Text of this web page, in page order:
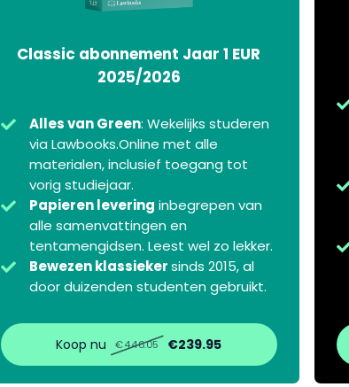
Classic abonnement Jaar 1 EUR
2025/2026
Alles van Green: Wekelijks studeren
via Lawbooks.Online met alle
materialen, inclusief toegang tot
vorig studiejaar.
Papieren levering inbegrepen van
alle samenvattingen en
tentamengidsen. Leest wel zo lekker.
Bewezen klassiekersinds 2015, al
door duizenden studenten gebruikt.
Koop nu €446.05 €239.95